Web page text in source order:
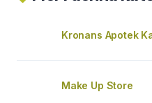
Kronans Apotek
Make Up Store